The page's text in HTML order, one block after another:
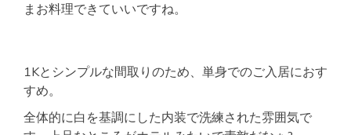
まお料理できていいですね。
1Kとシンプルな間取りのため、単身でのご入居におす
すめ。
全体的に白を基調にした内装で洗練された雰囲気で